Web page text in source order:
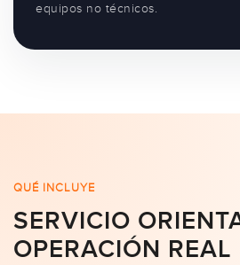
equipos no técnicos.
QUÉ INCLUYE
SERVICIO
OPERACIÓN REAL